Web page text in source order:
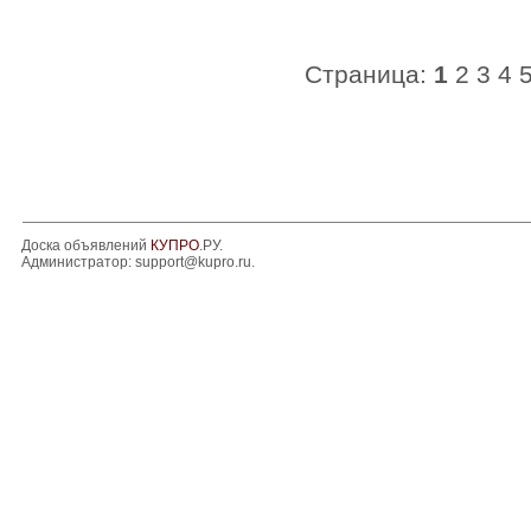
Страница: 1 2 3 4
Доска объявлений КУПРО.РУ.
Администратор: support@kupro.ru.